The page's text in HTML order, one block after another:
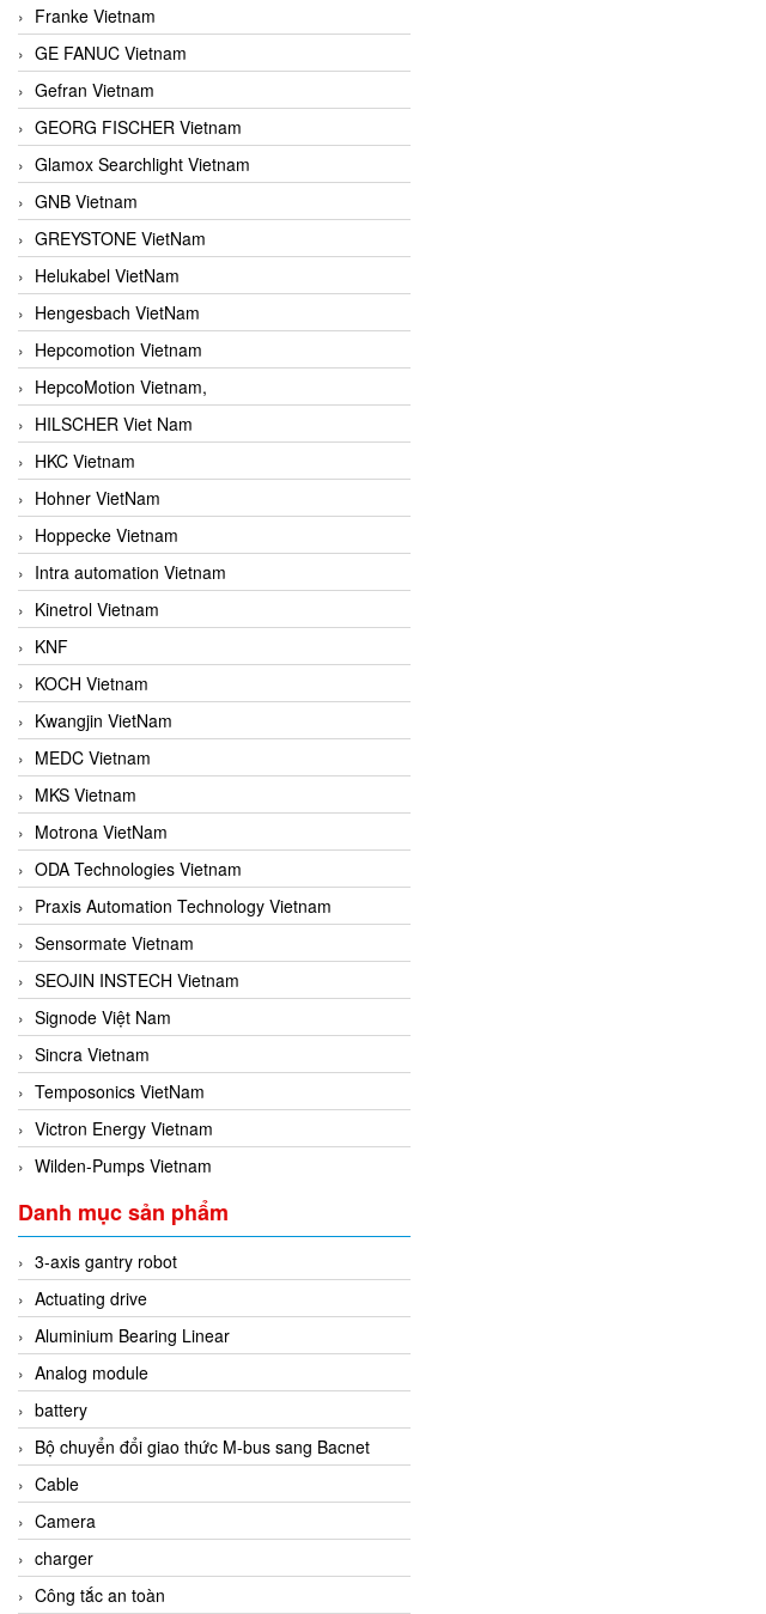
Franke Vietnam
GE FANUC Vietnam
Gefran Vietnam
GEORG FISCHER Vietnam
Glamox Searchlight Vietnam
GNB Vietnam
GREYSTONE VietNam
Helukabel VietNam
Hengesbach VietNam
Hepcomotion Vietnam
HepcoMotion Vietnam,
HILSCHER Viet Nam
HKC Vietnam
Hohner VietNam
Hoppecke Vietnam
Intra automation Vietnam
Kinetrol Vietnam
KNF
KOCH Vietnam
Kwangjin VietNam
MEDC Vietnam
MKS Vietnam
Motrona VietNam
ODA Technologies Vietnam
Praxis Automation Technology Vietnam
Sensormate Vietnam
SEOJIN INSTECH Vietnam
Signode Việt Nam
Sincra Vietnam
Temposonics VietNam
Victron Energy Vietnam
Wilden-Pumps Vietnam
Danh mục sản phẩm
3-axis gantry robot
Actuating drive
Aluminium Bearing Linear
Analog module
battery
Bộ chuyển đổi giao thức M-bus sang Bacnet
Cable
Camera
charger
Công tắc an toàn